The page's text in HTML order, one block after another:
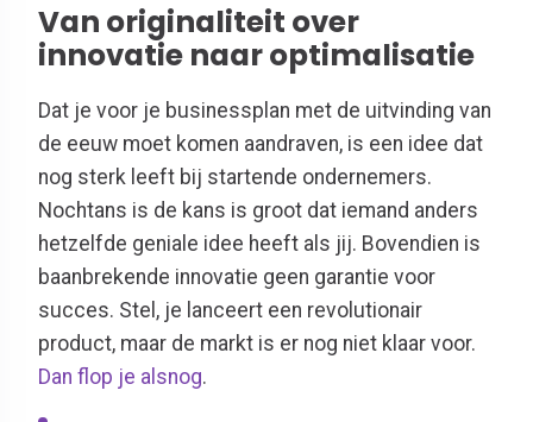
Van originaliteit over
innovatie naar optimalisatie
Dat je voor je businessplan met de uitvinding van
de eeuw moet komen aandraven, is een idee dat
nog sterk leeft bij startende ondernemers.
Nochtans is de kans is groot dat iemand anders
hetzelfde geniale idee heeft als jij. Bovendien is
baanbrekende innovatie geen garantie voor
succes. Stel, je lanceert een revolutionair
product, maar de markt is er nog niet klaar voor.
Dan flop je alsnog.